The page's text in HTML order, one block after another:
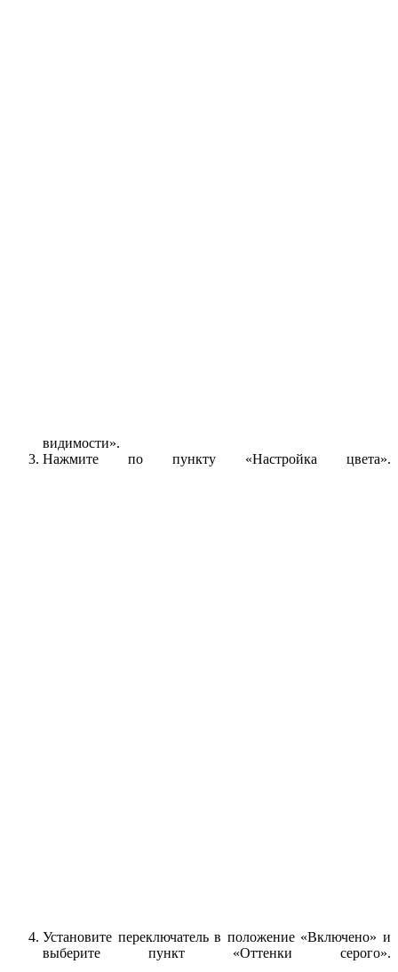
видимости».
Нажмите по пункту «Настройка цвета».
Установите переключатель в положение «Включено» и
выберите пункт «Оттенки серого».